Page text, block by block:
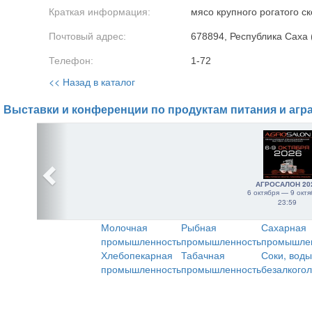
Краткая информация: мясо крупного рогатого
Почтовый адрес: 678894, Республика
Телефон: 1-72
<< Назад в каталог
Выставки и конференции по продуктам питания и
АГРОСАЛОН
6 октября — 9
23:59
Молочная
промышленность
Рыбная
промышленность
Сахарная
Хлебопекарная
промышленность
Табачная
промышленность
Соки,